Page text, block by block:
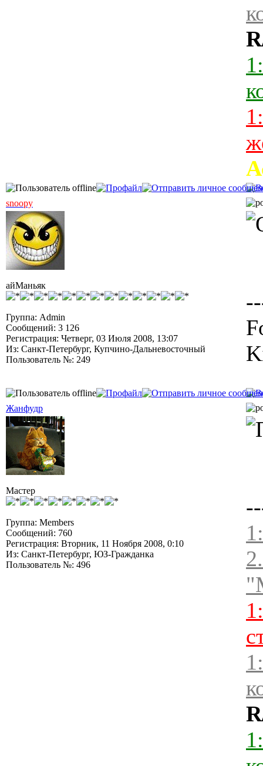
snoopy
айМаньяк
Группа: Admin
Сообщений: 3 126
Регистрация: Четверг, 03 Июля 2008, 13:07
Из: Санкт-Петербург, Купчино-Дальневосточный
Пользователь №: 249
Жанфудр
Мастер
Группа: Members
Сообщений: 760
Регистрация: Вторник, 11 Ноября 2008, 0:10
Из: Санкт-Петербург, ЮЗ-Гражданка
Пользователь №: 496